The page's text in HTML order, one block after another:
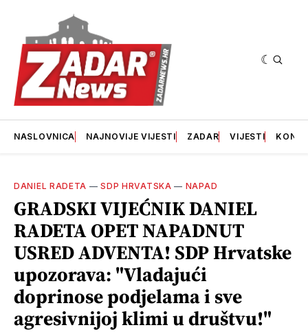
NASLOVNICA NAJNOVIJE VIJESTI ZADAR VIJESTI
DANIEL RADETA —SDP HRVATSKA — NAPAD
GRADSKI VIJEĆNIK DANIEL
RADETA OPET NAPADNUT
USRED ADVENTA! SDP Hrvatske
upozorava: "Vladajući
doprinose podjelama i sve
agresivnijoj klimi u društvu!"